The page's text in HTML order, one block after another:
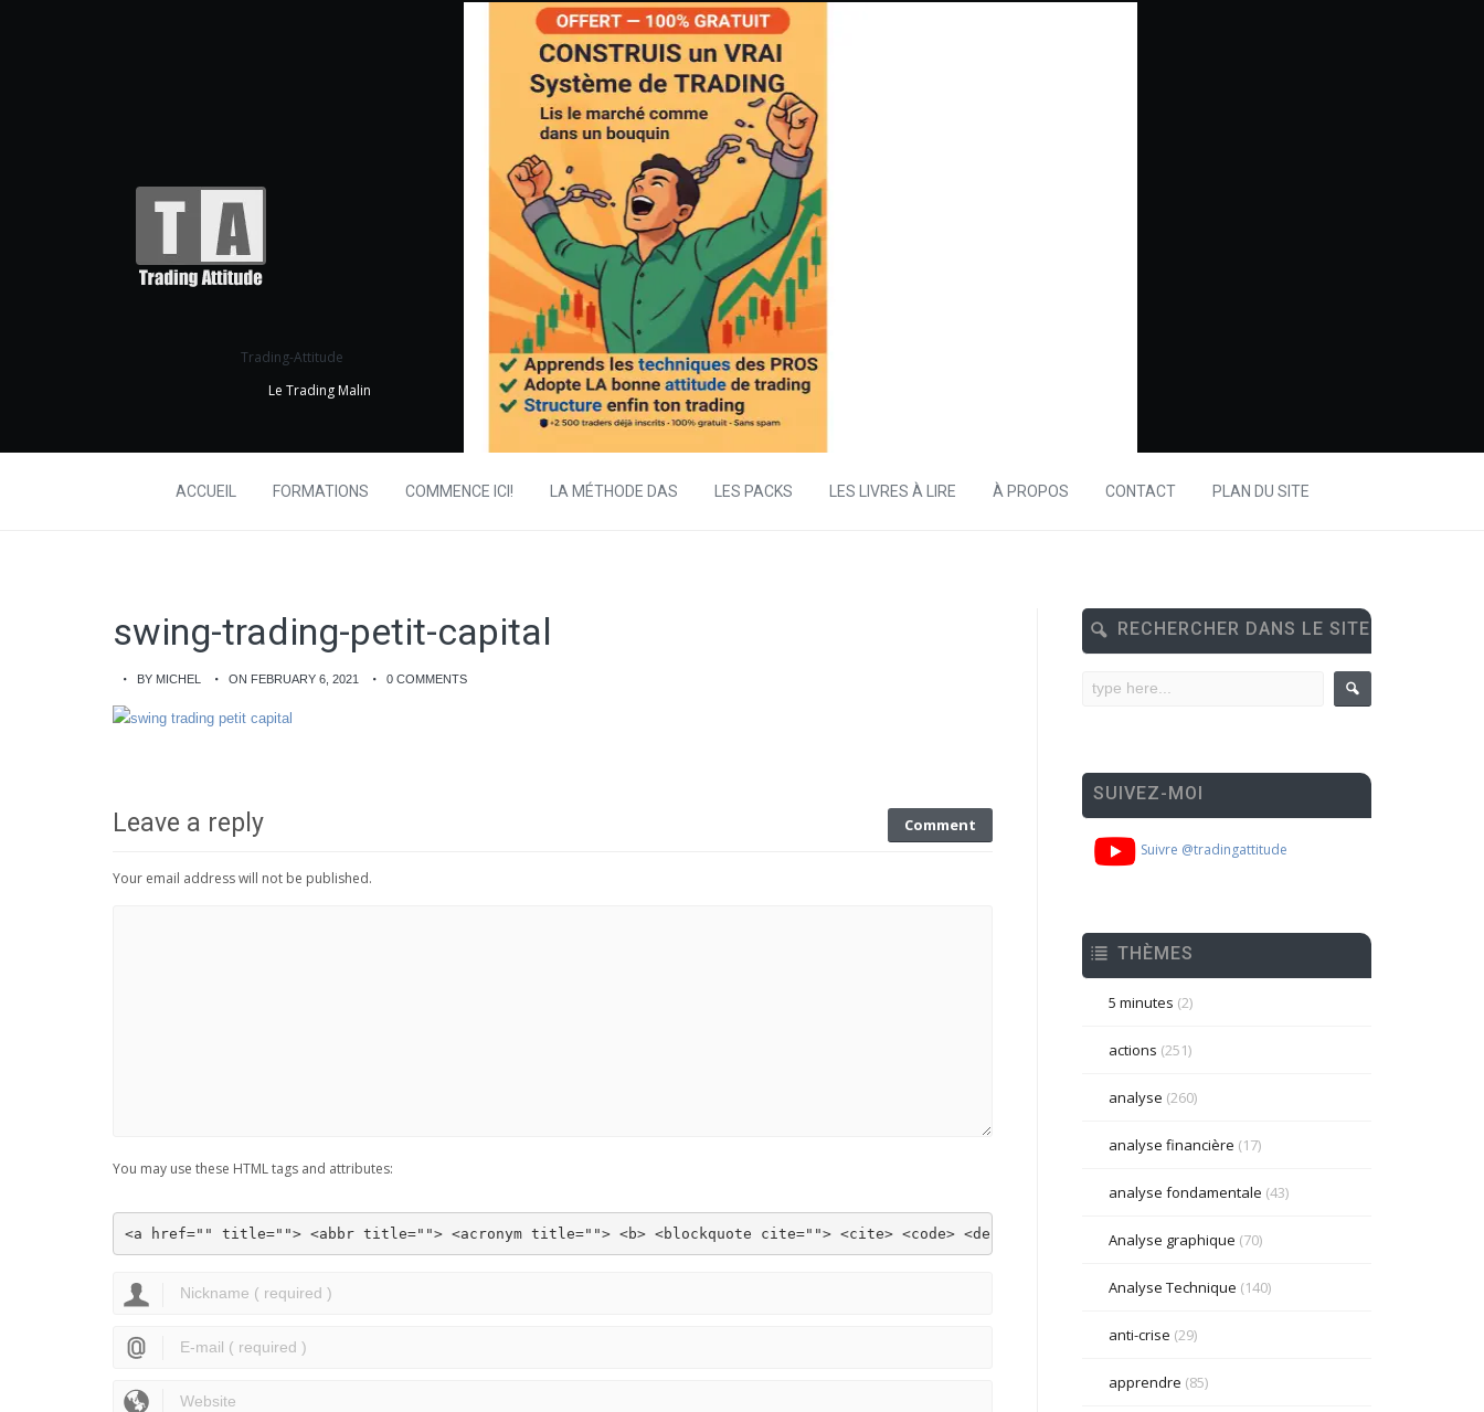
Trading-Attitude
Le Trading Malin
ACCUEIL FORMATIONS COMMENCE ICI! LA MÉTHODE DAS LES PACKS LES LIVRES À LIRE À PROPOS CONTACT PLAN DU SITE
swing-trading-petit-capital
BY MICHEL ON FEBRUARY 6, 2021 0 COMMENTS
Leave a reply Comment
Your email address will not be published.
You may use these HTML tags and attributes:
<a href="" title=""> <abbr title=""> <acronym title=""> <b> <blockquote cite=""> <cite> <code> <del datetime=""> <em> <i> <q cite=""> <strike> <strong>
RECHERCHER DANS LE SITE
SUIVEZ-MOI
Suivre @tradingattitude
THÈMES
5 minutes (2)
actions (251)
analyse (260)
analyse financière (17)
analyse fondamentale (43)
Analyse graphique (70)
Analyse Technique (140)
anti-crise (29)
apprendre (85)